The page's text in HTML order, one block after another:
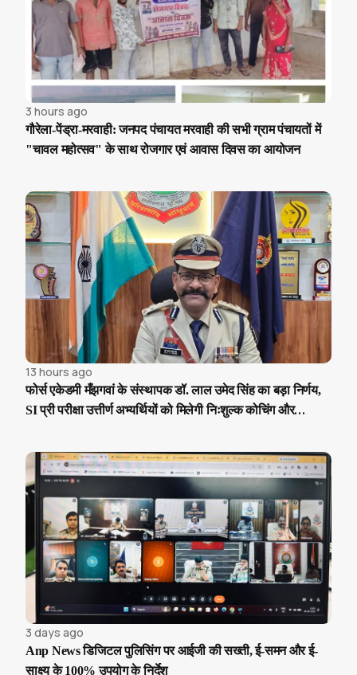
3 hours ago
गौरेला-पेंड्रा-मरवाही: जनपद पंचायत मरवाही की सभी ग्राम पंचायतों में
"चावल महोत्सव" के साथ रोजगार एवं आवास दिवस का आयोजन
13 hours ago
फोर्स एकेडमी मँझगवां के संस्थापक डॉ. लाल उमेद सिंह का बड़ा निर्णय,
SI प्री परीक्षा उत्तीर्ण अभ्यर्थियों को मिलेगी निःशुल्क कोचिंग और
3 days ago
Anp News डिजिटल पुलिसिंग पर आईजी की सख्ती, ई-समन और ई-
साक्ष्य के 100% उपयोग के निर्देश